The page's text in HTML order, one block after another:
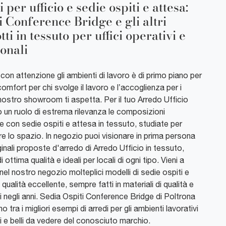
per ufficio e sedie ospiti e attesa:
Conference Bridge e gli altri
in tessuto per uffici operativi e
attenzione gli ambienti di lavoro è di primo piano per
per chi svolge il lavoro e l’accoglienza per i
showroom ti aspetta. Per il tuo Arredo Ufficio
un ruolo di estrema rilevanza le composizioni
con sedie ospiti e attesa in tessuto, studiate per
lo spazio. In negozio puoi visionare in prima persona
proposte d'arredo di Arredo Ufficio in tessuto,
ottima qualità e ideali per locali di ogni tipo. Vieni a
nostro negozio molteplici modelli di sedie ospiti e
eccellente, sempre fatti in materiali di qualità e
negli anni. Sedia Ospiti Conference Bridge di Poltrona
tra i migliori esempi di arredi per gli ambienti lavorativi
e belli da vedere del conosciuto marchio.